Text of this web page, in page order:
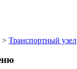
> Транспортный узел